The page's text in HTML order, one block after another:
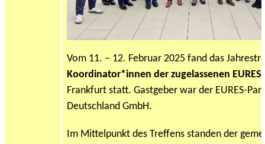
Vom 11. – 12. Februar 2025 fand das
Koordinator*innen der zugelassenen
Frankfurt statt. Gastgeber war der EURES-
Deutschland GmbH.
Im Mittelpunkt des Treffens standen der